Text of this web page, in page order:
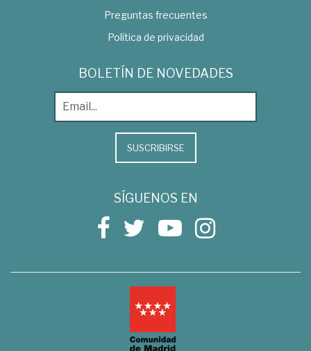
Preguntas frecuentes
Política de privacidad
BOLETÍN DE NOVEDADES
SUSCRIBIRSE
SÍGUENOS EN